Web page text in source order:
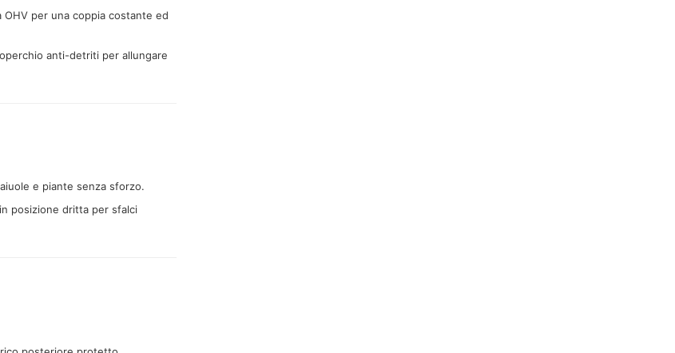
per una coppia costante ed
anti-detriti per allungare
e piante senza sforzo.
posizione dritta per sfalci